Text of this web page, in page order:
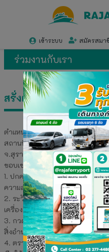
เข้าระบบ สมัครสมา
ร่วมงานกับเรา
สรั่งเรือ
ตำแหน่งงาน : สรั่งเรือ
สถานที่ปฏิบัติงาน : ประจำเรือ เรื
จ.สุราษฎร์ธานี)
ขอบเขตงาน
1. ปกครอง อบรมสั่งสอนพนักงานป
ความสามารถในหน้าที่ที่ได้รับหมา
2. ระวังรักษา ซ่อมบำรุง และดำเ
เครื่องใช้เกี่ยวกับการเดินเรือทุกช
3. กวดขันในเรื่องความสะอาดคว
สิ่งอำนวยความสะดวกและเครื่องใ
4. ตรวจสอบเครื่องมือ อุปกรณ์ แ